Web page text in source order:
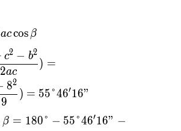
accos β
2ac
c2 − b2
) =
9
82
) = 55°46′16"
β = 180° − 55°46′16" −